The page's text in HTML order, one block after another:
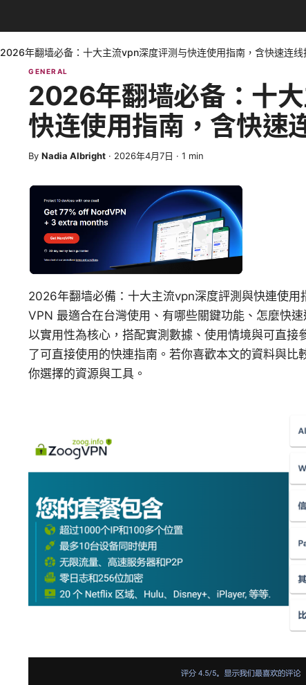
2026年翻墙必备：十大主流vpn深度评测与快连使用指南，含快速连线
GENERAL
2026年翻墙必备：十
快连使用指南，含快速
By Nadia Albright · 2026年4月7日 · 1 min
2026年翻墙必備：十大主流vpn深度評測與快連使
VPN 最適合在台灣使用、有哪些關鍵功能、怎麼快
以實用性為核心，搭配實測數據、使用情境與可直
了可直接使用的快連指南。若你喜歡本文的資料與
你選擇的資源與工具。